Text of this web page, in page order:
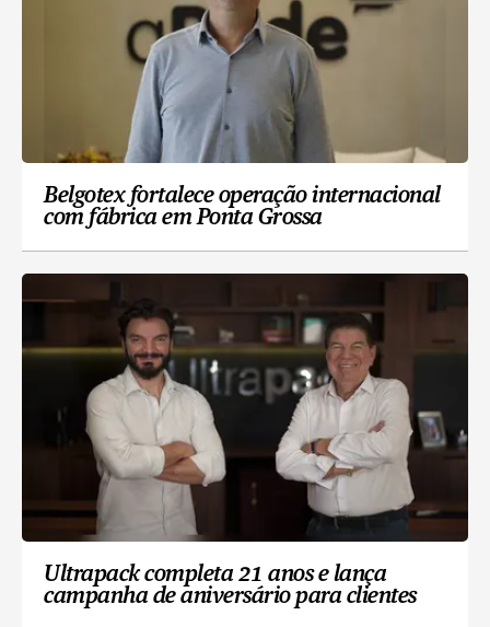
Belgotex fortalece operação internacional
com fábrica em Ponta Grossa
Ultrapack completa 21 anos e lança
campanha de aniversário para clientes